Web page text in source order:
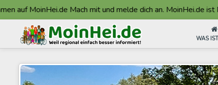
MoinHei.de Mach mit und melde dich an. MoinHei.de ist
WAS